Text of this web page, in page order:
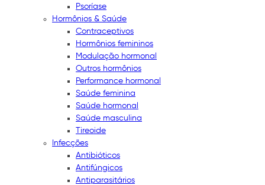
Psoríase
Hormônios & Saúde
Contraceptivos
Hormônios femininos
Modulação hormonal
Outros hormônios
Performance hormonal
Saúde feminina
Saúde hormonal
Saúde masculina
Tireoide
Infecções
Antibióticos
Antifúngicos
Antiparasitários